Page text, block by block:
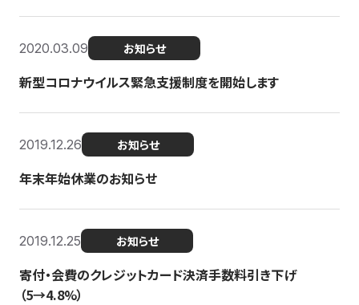
2020.03.09 お知らせ
新型コロナウイルス緊急支援制度を開始します
2019.12.26 お知らせ
年末年始休業のお知らせ
2019.12.25 お知らせ
寄付・会費のクレジットカード決済手数料引き下げ
（5→4.8%）